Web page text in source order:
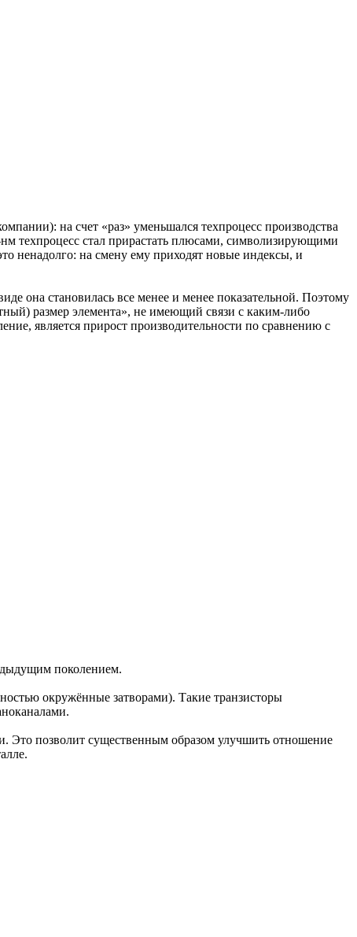
на счет «раз» уменьшался техпроцесс производства
техпроцесс стал прирастать плюсами, символизирующими
ненадолго: на смену ему приходят новые индексы, и
она становилась все менее и менее показательной. Поэтому
размер элемента», не имеющий связи с каким-либо
является прирост производительности по сравнению с
поколением.
окружённые затворами). Такие транзисторы
Это позволит существенным образом улучшить отношение